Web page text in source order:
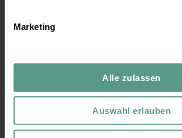
Marketing
Alle zulassen
Auswahl erlauben